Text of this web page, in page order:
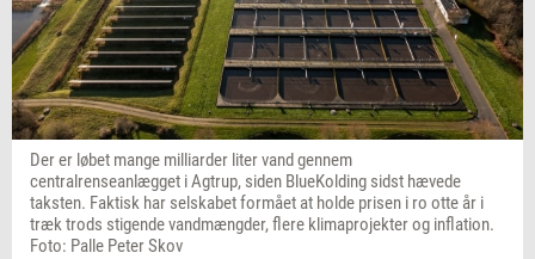
Der er løbet mange milliarder liter vand gennem
centralrenseanlægget i Agtrup, siden BlueKolding sidst hævede
taksten. Faktisk har selskabet formået at holde prisen i ro otte år i
træk trods stigende vandmængder, flere klimaprojekter og inflation.
Foto: Palle Peter Skov